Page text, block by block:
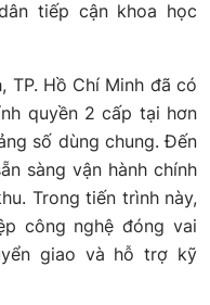
tiếp cận khoa học
TP. Hồ Chí Minh đã có
quyền 2 cấp tại hơn
số dùng chung. Đến
sàng vận hành chính
Trong tiến trình này,
công nghệ đóng vai
giao và hỗ trợ kỹ